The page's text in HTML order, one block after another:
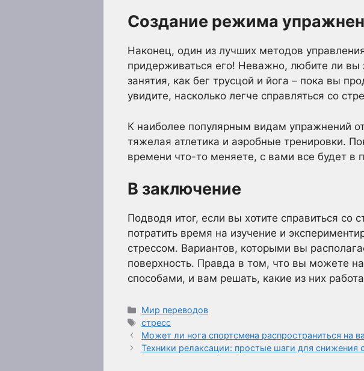
Создание режима
Наконец, один из лучших методов
придерживаться его! Неважно, любите ли вы
занятия, как бег трусцой и йога – пока вы
увидите, насколько легче справляться со
К наиболее популярным видам упражнений
тяжелая атлетика и аэробные тренировки.
времени что-то меняете, с вами все будет в
В заключение
Подводя итог, если вы хотите справиться
потратить время на изучение и
стрессом. Вариантов, которыми вы
поверхность. Правда в том, что вы можете
способами, и вам решать, какие из них
Рубрики
Мир переводов
Метки
стресс
Может ли нога спортсмена распространиться на
Техники релаксации: простые шаги для снижения